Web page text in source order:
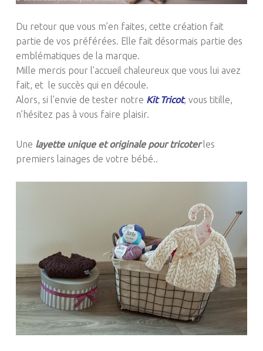
Du retour que vous m’en faites, cette création fait
partie de vos préférées. Elle fait désormais partie des
emblématiques de la marque.
Mille mercis pour l’accueil chaleureux que vous lui avez
fait, et le succès qui en découle.
Alors, si l’envie de tester notre Kit Tricot, vous titille,
n’ hésitez pas à vous faire plaisir.
Une layette unique et originale pour tricoterles
premiers lainages de votre bébé.